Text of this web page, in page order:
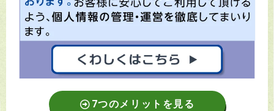
7つのメリットを見る